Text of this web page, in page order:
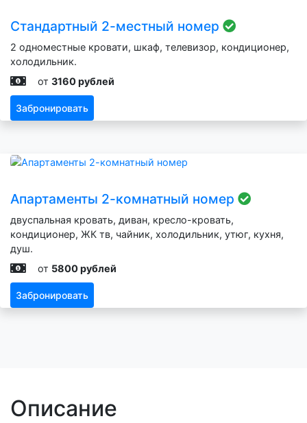
Стандартный 2-местный номер
2 одноместные кровати, шкаф, телевизор, кондиционер,
холодильник.
от 3160 рублей
Забронировать
Апартаменты 2-комнатный номер
двуспальная кровать, диван, кресло-кровать,
кондиционер, ЖК тв, чайник, холодильник, утюг, кухня,
душ.
от 5800 рублей
Забронировать
Описание